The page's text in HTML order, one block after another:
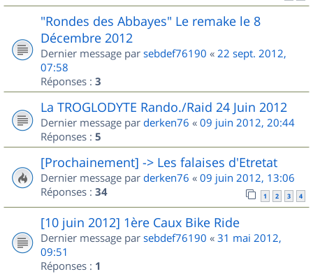
"Rondes des Abbayes" Le remake le 8
Décembre 2012
Dernier message par sebdef76190 « 22 sept. 2012,
07:58
Réponses : 3
La TROGLODYTE Rando./Raid 24 Juin 2012
Dernier message par derken76 « 09 juin 2012, 20:44
Réponses : 5
[Prochainement] -> Les falaises d'Etretat
Dernier message par derken76 « 09 juin 2012, 13:06
Réponses : 34 1 2 3 4
[10 juin 2012] 1ère Caux Bike Ride
Dernier message par sebdef76190 « 31 mai 2012,
09:51
Réponses : 1